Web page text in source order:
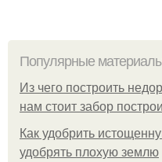
Популярные
Из чего построить
нам стоит забор
Как удобрить
удобрять плохую землю